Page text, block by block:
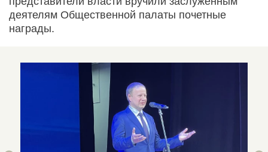
деятелям Общественной палаты почетные
награды.